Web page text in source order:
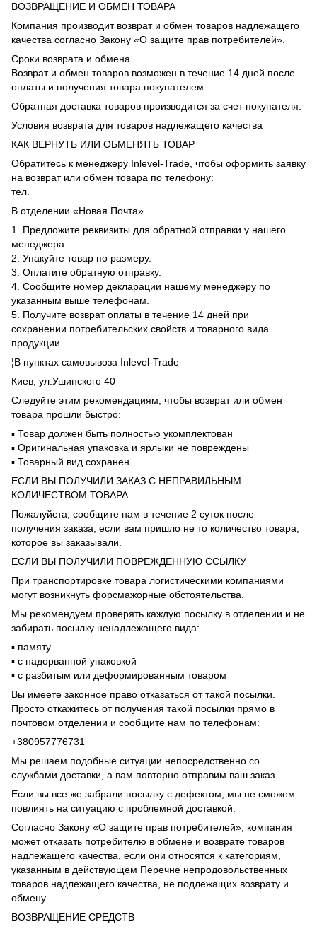
ВОЗВРАЩЕНИЕ И ОБМЕН ТОВАРА
Компания производит возврат и обмен товаров надлежащего
качества согласно Закону «О защите прав потребителей».
Сроки возврата и обмена
Возврат и обмен товаров возможен в течение 14 дней после
оплаты и получения товара покупателем.
Обратная доставка товаров производится за счет покупателя.
Условия возврата для товаров надлежащего качества
КАК ВЕРНУТЬ ИЛИ ОБМЕНЯТЬ ТОВАР
Обратитесь к менеджеру Inlevel-Trade, чтобы оформить заявку
на возврат или обмен товара по телефону:
тел.
В отделении «Новая Почта»
1. Предложите реквизиты для обратной отправки у нашего
менеджера.
2. Упакуйте товар по размеру.
3. Оплатите обратную отправку.
4. Сообщите номер декларации нашему менеджеру по
указанным выше телефонам.
5. Получите возврат оплаты в течение 14 дней при
сохранении потребительских свойств и товарного вида
продукции.
¦В пунктах самовывоза Inlevel-Trade
Киев, ул.Ушинского 40
Следуйте этим рекомендациям, чтобы возврат или обмен
товара прошли быстро:
▪️ Товар должен быть полностью укомплектован
▪️ Оригинальная упаковка и ярлыки не повреждены
▪️ Товарный вид сохранен
ЕСЛИ ВЫ ПОЛУЧИЛИ ЗАКАЗ С НЕПРАВИЛЬНЫМ
КОЛИЧЕСТВОМ ТОВАРА
Пожалуйста, сообщите нам в течение 2 суток после
получения заказа, если вам пришло не то количество товара,
которое вы заказывали.
ЕСЛИ ВЫ ПОЛУЧИЛИ ПОВРЕЖДЕННУЮ ССЫЛКУ
При транспортировке товара логистическими компаниями
могут возникнуть форсмажорные обстоятельства.
Мы рекомендуем проверять каждую посылку в отделении и не
забирать посылку ненадлежащего вида:
▪️ памяту
▪️ с надорванной упаковкой
▪️ с разбитым или деформированным товаром
Вы имеете законное право отказаться от такой посылки.
Просто откажитесь от получения такой посылки прямо в
почтовом отделении и сообщите нам по телефонам:
+380957776731
Мы решаем подобные ситуации непосредственно со
службами доставки, а вам повторно отправим ваш заказ.
Если вы все же забрали посылку с дефектом, мы не сможем
повлиять на ситуацию с проблемной доставкой.
Согласно Закону «О защите прав потребителей», компания
может отказать потребителю в обмене и возврате товаров
надлежащего качества, если они относятся к категориям,
указанным в действующем Перечне непродовольственных
товаров надлежащего качества, не подлежащих возврату и
обмену.
ВОЗВРАЩЕНИЕ СРЕДСТВ